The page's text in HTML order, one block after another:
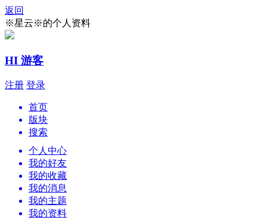
返回
※星云※的个人资料
HI 游客
注册 登录
首页
版块
搜索
个人中心
我的好友
我的收藏
我的消息
我的主题
我的资料